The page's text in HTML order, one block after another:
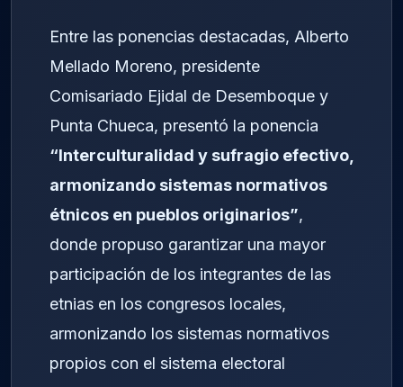
Entre las ponencias destacadas, Alberto
Mellado Moreno, presidente
Comisariado Ejidal de Desemboque y
Punta Chueca, presentó la ponencia
“Interculturalidad y sufragio efectivo,
armonizando sistemas normativos
étnicos en pueblos originarios”,
donde propuso garantizar una mayor
participación de los integrantes de las
etnias en los congresos locales,
armonizando los sistemas normativos
propios con el sistema electoral